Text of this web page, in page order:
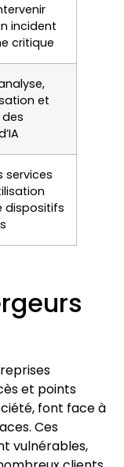
incident
critique
et
services
dispositifs
et points
font face à
Ces
vulnérables,